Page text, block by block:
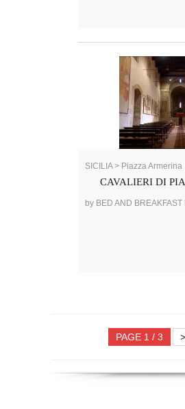
SICILIA > Piazza Armerina
CAVALIERI DI
by BED AND BREAKFAST
PAGE 1 / 3